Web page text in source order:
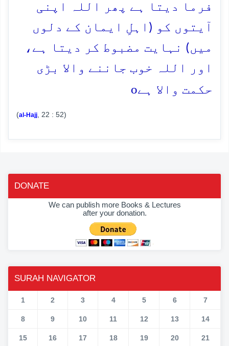
فرما دیتا ہے پھر اللہ اپنی
آیتوں کو (اہلِ ایمان کے دلوں
میں) نہایت مضبوط کر دیتا ہے،
اور اللہ خوب جاننے والا بڑی
حکمت والا ہےo
(al-Hajj , 22 : 52)
DONATE
We can publish more Books & Lectures
after your donation.
SURAH NAVIGATOR
1 2 3 4 5 6 7
8 9 10 11 12 13 14
15 16 17 18 19 20 21